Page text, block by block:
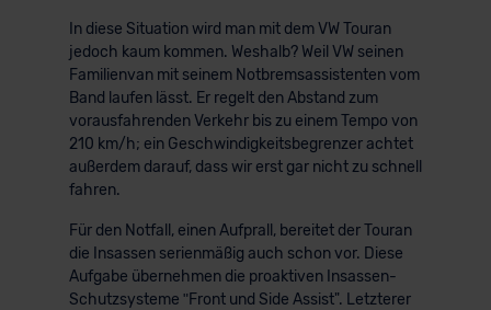
In diese Situation wird man mit dem VW Touran
jedoch kaum kommen. Weshalb? Weil VW seinen
Familienvan mit seinem Notbremsassistenten vom
Band laufen lässt. Er regelt den Abstand zum
vorausfahrenden Verkehr bis zu einem Tempo von
210 km/h; ein Geschwindigkeitsbegrenzer achtet
außerdem darauf, dass wir erst gar nicht zu schnell
fahren.
Für den Notfall, einen Aufprall, bereitet der Touran
die Insassen serienmäßig auch schon vor. Diese
Aufgabe übernehmen die proaktiven Insassen-
Schutzsysteme ʺFront und Side Assist". Letzterer